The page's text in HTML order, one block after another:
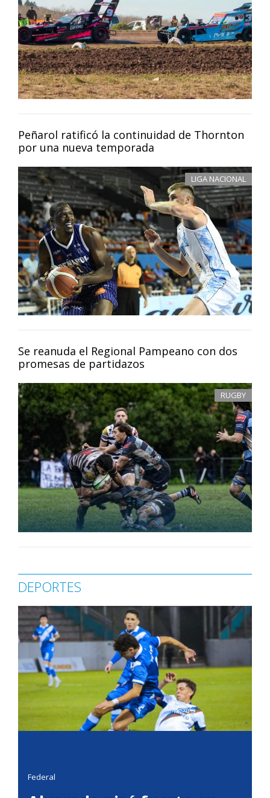
Peñarol ratificó la continuidad de Thornton
por una nueva temporada
LIGA NACIONAL
Se reanuda el Regional Pampeano con dos
promesas de partidazos
RUGBY
DEPORTES
Federal